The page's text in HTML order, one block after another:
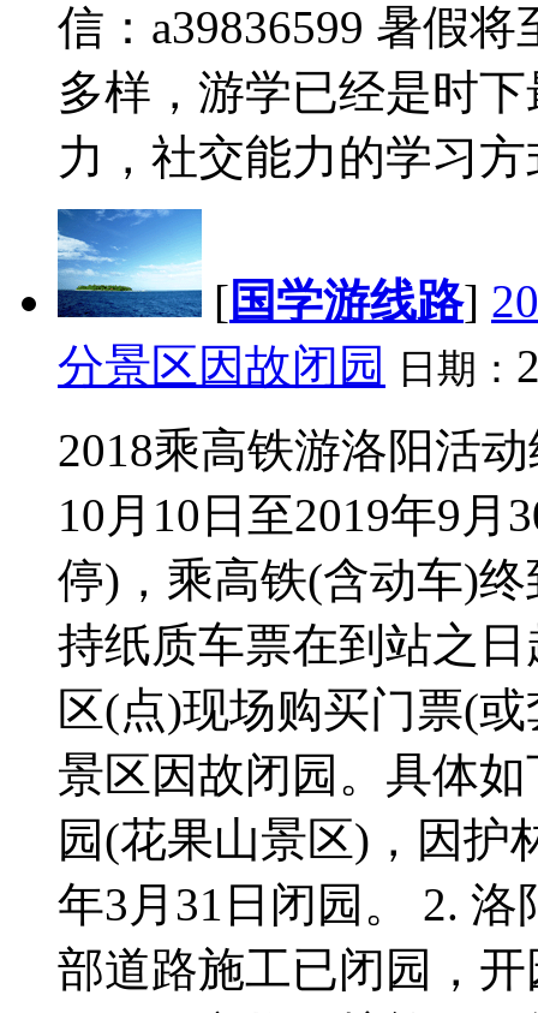
信：a39836599 暑假
多样，游学已经是时
力，社交能力的学习方
[国学游线路]
分景区因故闭园
日期：
2018乘高铁游洛阳活
10月10日至2019年9月
停)，乘高铁(含动车)
持纸质车票在到站之
区(点)现场购买门票(
景区因故闭园。具体
园(花果山景区)，因护
年3月31日闭园。 2.
部道路施工已闭园，